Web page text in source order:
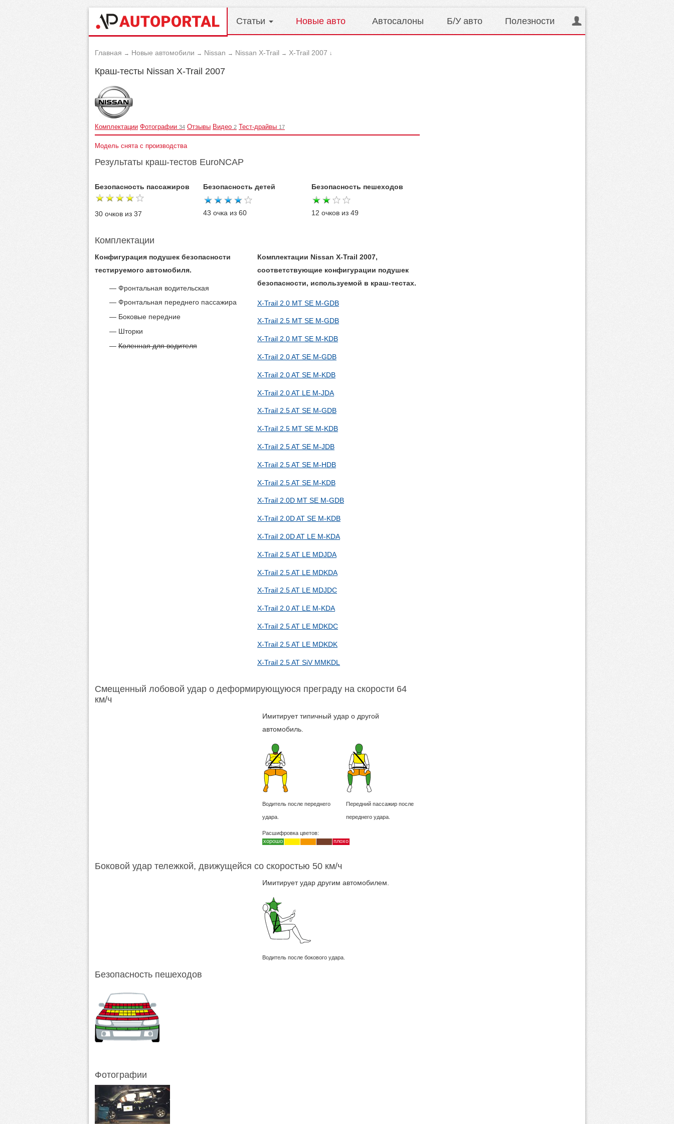
Статьи Новые авто Автосалоны Б/У авто Полезности
Главная → Новые автомобили → Nissan → Nissan X-Trail → X-Trail 2007 ↓
Краш-тесты Nissan X-Trail 2007
Комплектации Фотографии 34 Отзывы Видео 2 Тест-драйвы 17
Модель снята с производства
Результаты краш-тестов EuroNCAP
Безопасность пассажиров
30 очков из 37
Безопасность детей
43 очка из 60
Безопасность пешеходов
12 очков из 49
Комплектации
Конфигурация подушек безопасности
тестируемого автомобиля.
Фронтальная водительская
Фронтальная переднего пассажира
Боковые передние
Шторки
Коленная для водителя
Комплектации Nissan X-Trail 2007,
соответствующие конфигурации подушек
безопасности, используемой в краш-тестах.
X-Trail 2.0 MT SE M-GDB
X-Trail 2.5 MT SE M-GDB
X-Trail 2.0 MT SE M-KDB
X-Trail 2.0 AT SE M-GDB
X-Trail 2.0 AT SE M-KDB
X-Trail 2.0 AT LE M-JDA
X-Trail 2.5 AT SE M-GDB
X-Trail 2.5 MT SE M-KDB
X-Trail 2.5 AT SE M-JDB
X-Trail 2.5 AT SE M-HDB
X-Trail 2.5 AT SE M-KDB
X-Trail 2.0D MT SE M-GDB
X-Trail 2.0D AT SE M-KDB
X-Trail 2.0D AT LE M-KDA
X-Trail 2.5 AT LE MDJDA
X-Trail 2.5 AT LE MDKDA
X-Trail 2.5 AT LE MDJDC
X-Trail 2.0 AT LE M-KDA
X-Trail 2.5 AT LE MDKDC
X-Trail 2.5 AT LE MDKDK
X-Trail 2.5 AT SiV MMKDL
Смещенный лобовой удар о деформирующуюся преграду на скорости 64
км/ч
Имитирует типичный удар о другой
автомобиль.
Водитель после переднего
удара.
Передний пассажир после
переднего удара.
Расшифровка цветов:
хорошо
плохо
Боковой удар тележкой, движущейся со скоростью 50 км/ч
Имитирует удар другим автомобилем.
Водитель после бокового удара.
Безопасность пешеходов
Фотографии